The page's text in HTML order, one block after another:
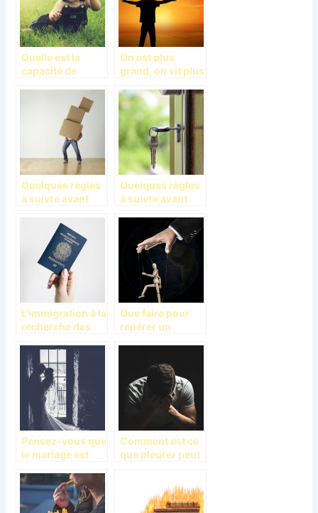
Quelle est la
capacité de
de votre enfant
On est plus
grand, on vit plus
Quelques règles
à suivre avant
Conseils et
astuces
Quelques règles
à suivre avant
L’immigration à la
recherche des
conditions de vie
Que faire pour
repérer un
Pensez-vous que
le mariage est
meilleur train de
vie ?
Comment est ce
que pleurer peut
notre vie ?